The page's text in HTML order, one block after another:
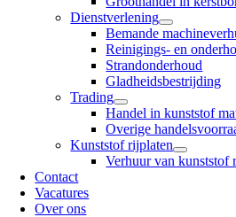
Dienstverlening
Bemande
Reinigings- en
Strandonderhoud
Gladheidsbestrijding
Trading
Handel in kunststof
Overige
Kunststof rijplaten
Verhuur van kunststof
Contact
Vacatures
Over ons